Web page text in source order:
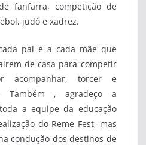
fanfarra, competição de
judô e xadrez.
pai e a cada mãe que
de casa para competir
acompanhar, torcer e
Também , agradeço a
a equipe da educação
do Reme Fest, mas
condução dos destinos de